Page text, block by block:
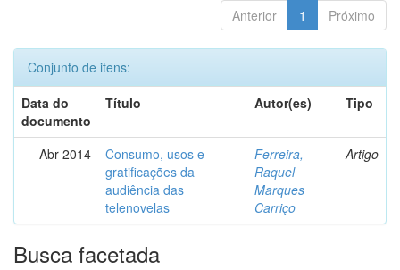
Anterior 1 Próximo
Conjunto de itens:
Data do
documento
Título Autor(es) Tipo
Abr-2014
Consumo, usos e
gratificações da
audiência das
telenovelas
Ferreira,
Raquel
Marques
Carriço
Artigo
Busca facetada